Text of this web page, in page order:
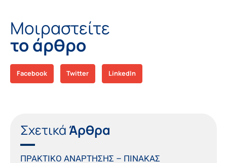
Μοιραστείτε
το άρθρο
Facebook Twitter LinkedIn
Σχετικά Άρθρα
ΠΡΑΚΤΙΚO ΑΝΑΡΤΗΣΗΣ – ΠΙΝΑΚΑΣ